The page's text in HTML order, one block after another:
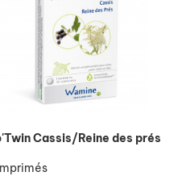
Cassis/Reine des prés